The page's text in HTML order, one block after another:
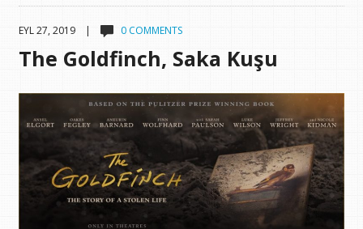
EYL 27, 2019 | 0 COMMENTS
The Goldfinch, Saka Kuşu